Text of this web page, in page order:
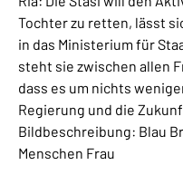
Tochter zu retten, lässt
in das Ministerium für
steht sie zwischen allen
dass es um nichts
Regierung und die
Bildbeschreibung: Blau
Menschen Frau